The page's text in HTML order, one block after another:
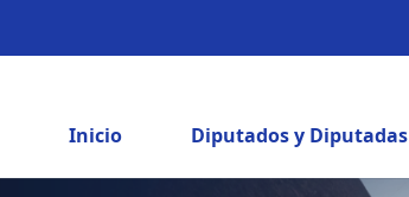
Inicio Diputados y Diputadas